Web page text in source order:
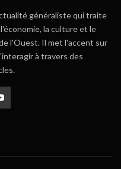
généraliste qui traite
la culture et le
l'Ouest. Il met l'accent sur
à travers des